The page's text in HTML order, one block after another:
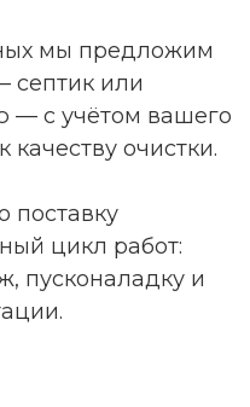
мы предложим
септик или
— с учётом вашего
очистки.
поставку
цикл работ:
пусконаладку и